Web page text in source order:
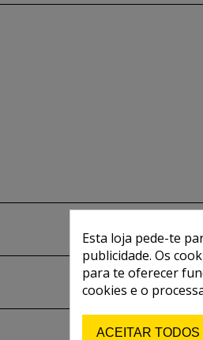
Esta loja pede-te
publicidade. Os
para te oferecer
cookies e o
ACEITAR TODOS